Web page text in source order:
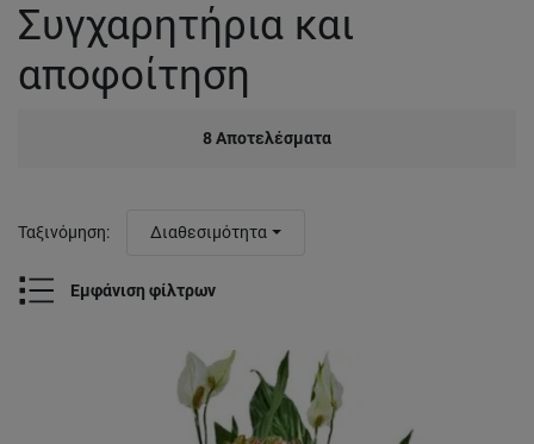
Συγχαρητήρια και
αποφοίτηση
8Αποτελέσματα
Εμφάνιση φίλτρων
Ταξινόμηση: Διαθεσιμότητα